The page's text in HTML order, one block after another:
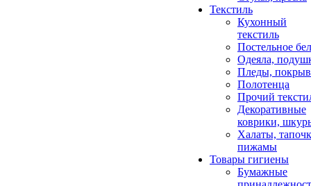
Текстиль
Кухонный
текстиль
Постельное
Одеяла,
Пледы,
Полотенца
Прочий
Декоративные
коврики,
Халаты,
пижамы
Товары гигиены
Бумажные